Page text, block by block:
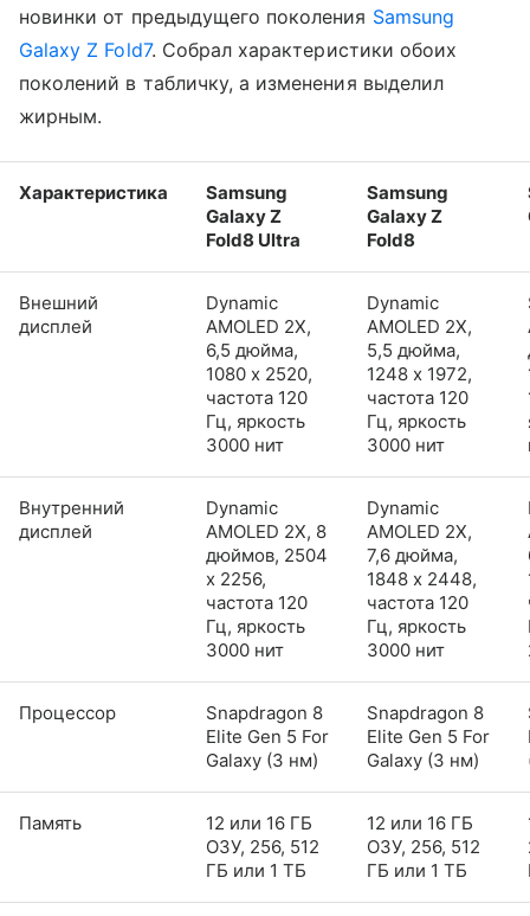
новинки от предыдущего поколения Samsung
Galaxy Z Fold7. Собрал характеристики обоих
поколений в табличку, а изменения выделил
жирным.
Характеристика
Samsung
Galaxy Z
Fold8 Ultra
Samsung
Galaxy Z
Fold8
Внешний
дисплей
Dynamic
AMOLED 2X,
6,5 дюйма,
1080 x 2520,
частота 120
Гц, яркость
3000 нит
Dynamic
AMOLED 2X,
5,5 дюйма,
1248 x 1972,
частота 120
Гц, яркость
3000 нит
Внутренний
дисплей
Dynamic
AMOLED 2X, 8
дюймов, 2504
x 2256,
частота 120
Гц, яркость
3000 нит
Dynamic
AMOLED 2X,
7,6 дюйма,
1848 x 2448,
частота 120
Гц, яркость
3000 нит
Процессор
Snapdragon 8
Elite Gen 5 For
Galaxy (3 нм)
Snapdragon 8
Elite Gen 5 For
Galaxy (3 нм)
Память
12 или 16 ГБ
ОЗУ, 256, 512
ГБ или 1 ТБ
12 или 16 ГБ
ОЗУ, 256, 512
ГБ или 1 ТБ